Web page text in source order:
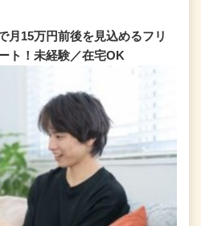
月15万円前後を見込めるフリ
ト！未経験／在宅OK